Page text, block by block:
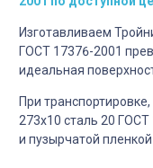
Изготавливаем
ГОСТ 17376-2001
идеальная
При
273х10 сталь 20
и пузырчатой